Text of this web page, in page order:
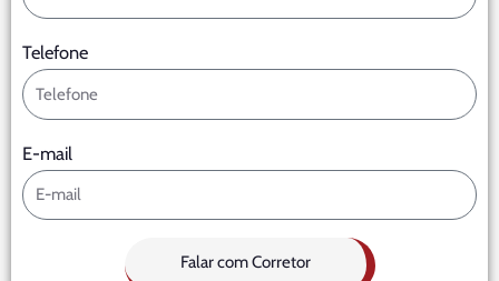
Telefone
E-mail
Falar com Corretor